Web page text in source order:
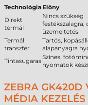
Technológia Előny
Direkt
termál
Nincs szükség
festékszalagra,
üzemeltetés
Termál
transzfer
Tartós,
alapanyagra
Tintasugaras
Színes,
nyomatok
ZEBRA GK420D
MÉDIA